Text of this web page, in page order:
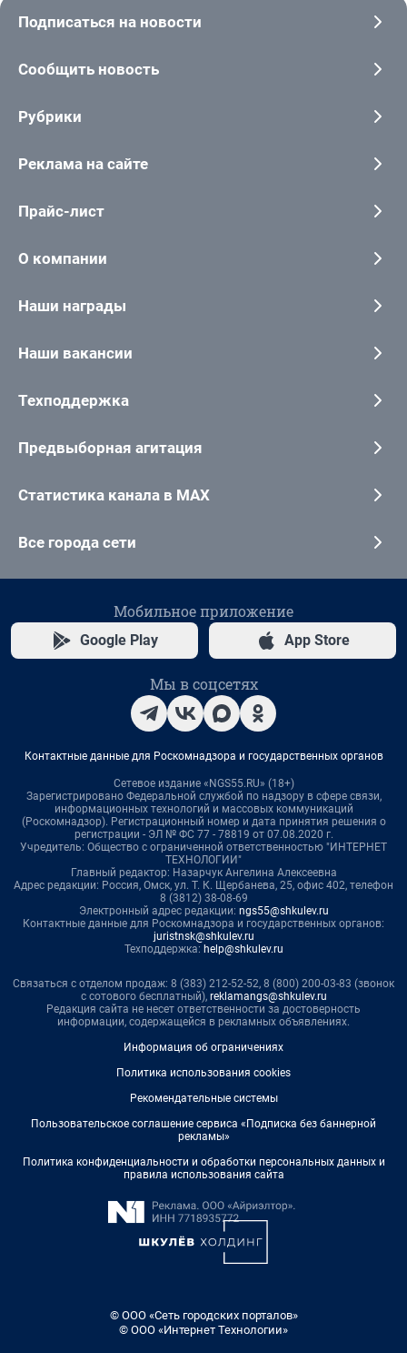
Подписаться на новости
Сообщить новость
Рубрики
Реклама на сайте
Прайс-лист
О компании
Наши награды
Наши вакансии
Техподдержка
Предвыборная агитация
Статистика канала в MAX
Все города сети
Мобильное приложение
Google Play App Store
Мы в соцсетях
Контактные данные для Роскомнадзора и государственных органов
Сетевое издание «NGS55.RU» (18+)
Зарегистрировано Федеральной службой по надзору в сфере связи,
информационных технологий и массовых коммуникаций
(Роскомнадзор). Регистрационный номер и дата принятия решения о
регистрации - ЭЛ № ФС 77 - 78819 от 07.08.2020 г.
Учредитель: Общество с ограниченной ответственностью "ИНТЕРНЕТ
ТЕХНОЛОГИИ"
Главный редактор: Назарчук Ангелина Алексеевна
Адрес редакции: Россия, Омск, ул. Т. К. Щербанева, 25, офис 402, телефон
8 (3812) 38-08-69
Электронный адрес редакции: ngs55@shkulev.ru
Контактные данные для Роскомнадзора и государственных органов:
juristnsk@shkulev.ru
Техподдержка: help@shkulev.ru
Связаться с отделом продаж: 8 (383) 212-52-52, 8 (800) 200-03-83 (звонок
с сотового бесплатный), reklamangs@shkulev.ru
Редакция сайта не несет ответственности за достоверность
информации, содержащейся в рекламных объявлениях.
Информация об ограничениях
Политика использования cookies
Рекомендательные системы
Пользовательское соглашение сервиса «Подписка без баннерной
рекламы»
Политика конфиденциальности и обработки персональных данных и
правила использования сайта
© ООО «Сеть городских порталов»
© ООО «Интернет Технологии»